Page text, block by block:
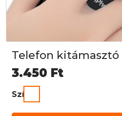
Telefon kitámasztó
3.450 Ft
Szín